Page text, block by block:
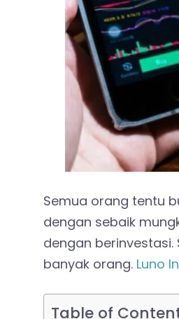
Semua orang tentu
dengan sebaik
dengan
banyak orang. Luno
Table of